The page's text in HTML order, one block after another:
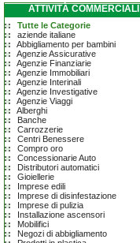
ATTIVITÀ COMMERCIALI
Tutte le Categorie
aziende italiane
Abbigliamento per bambini
Agenzie Assicurative
Agenzie Finanziarie
Agenzie Immobiliari
Agenzie Interinali
Agenzie Investigative
Agenzie Viaggi
Alberghi
Banche
Carrozzerie
Centri Benessere
Compro oro
Concessionarie Auto
Distributori automatici
Gioiellerie
Imprese edili
Imprese di disinfestazione
Imprese di pulizia
Installazione ascensori
Mobilifici
Negozi di abbigliamento